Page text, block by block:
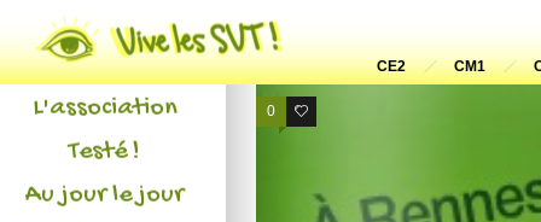
CE2 CM1
0 0
Actualités
L'association
Testé !
Au jour le jour